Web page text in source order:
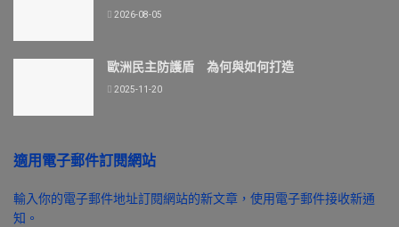
2026-08-05
歐洲民主防護盾 為何與如何打造
2025-11-20
適用電子郵件訂閱網站
輸入你的電子郵件地址訂閱網站的新文章，使用電子郵件接收新通
知。